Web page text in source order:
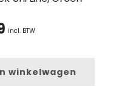
incl. BTW
winkelwagen